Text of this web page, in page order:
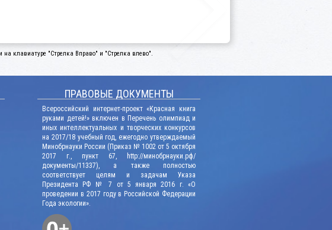
клавиатуре "Стрелка Вправо" и "Стрелка влево".
ПРАВОВЫЕ ДОКУМЕНТЫ
Всероссийский интернет-проект «Красная книга
руками детей!» включен в Перечень олимпиад и
иных интеллектуальных и творческих конкурсов
на 2017/18 учебный год, ежегодно утверждаемый
Минобрнауки России (Приказ № 1002 от 5 октября
2017 г., пункт 67, http://минобрнауки.рф/
документы/11337), а также полностью
соответствует целям и задачам Указа
Президента РФ № 7 от 5 января 2016 г. «О
проведении в 2017 году в Российской Федерации
Года экологии».